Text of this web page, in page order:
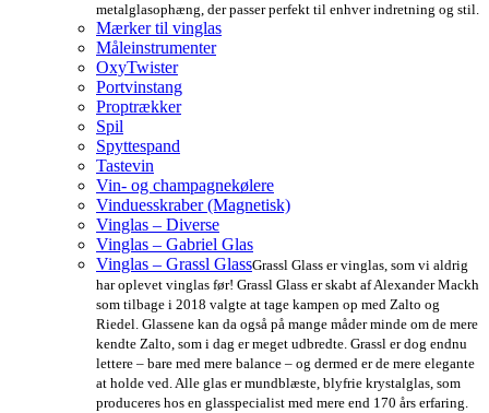
metalglasophæng, der passer perfekt til enhver indretning og stil.
Mærker til vinglas
Måleinstrumenter
OxyTwister
Portvinstang
Proptrækker
Spil
Spyttespand
Tastevin
Vin- og champagnekølere
Vinduesskraber (Magnetisk)
Vinglas – Diverse
Vinglas – Gabriel Glas
Vinglas – Grassl GlassGrassl Glass er vinglas, som vi aldrig
har oplevet vinglas før! Grassl Glass er skabt af Alexander Mackh
som tilbage i 2018 valgte at tage kampen op med Zalto og
Riedel. Glassene kan da også på mange måder minde om de mere
kendte Zalto, som i dag er meget udbredte. Grassl er dog endnu
lettere – bare med mere balance – og dermed er de mere elegante
at holde ved. Alle glas er mundblæste, blyfrie krystalglas, som
produceres hos en glasspecialist med mere end 170 års erfaring.